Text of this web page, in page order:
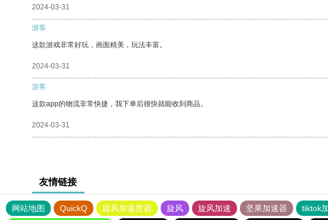
2024-03-31
游客
这款游戏非常好玩，画面精美，玩法丰富。
2024-03-31
游客
这款app的物流非常快捷，我下单后很快就能收到商品。
2024-03-31
友情链接
网站地图 QuickQ 旋风加速度器 旋风 旋风加速 坚果加速器 tiktok